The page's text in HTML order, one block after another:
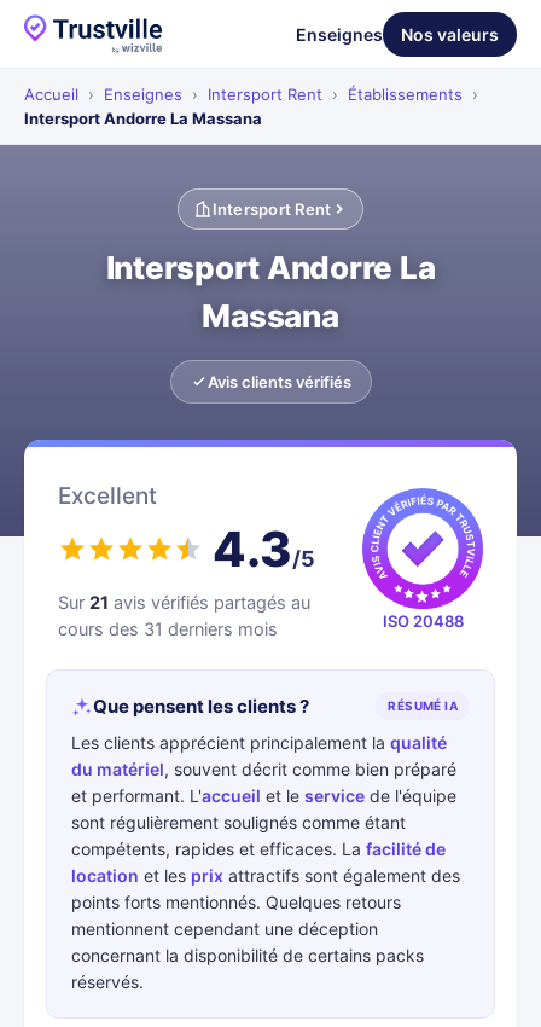
Enseignes Nos valeurs
Accueil › Enseignes › Intersport Rent › Établissements
›
Intersport Andorre La Massana
Intersport Rent
Intersport Andorre La
Massana
Avis clients vérifiés
Excellent
4.3/5
Sur 21 avis vérifiés partagés au
cours des 31 derniers mois
ISO 20488
Que pensent les clients ? RÉSUMÉ IA
Les clients apprécient principalement la qualité
du matériel, souvent décrit comme bien préparé
et performant. L'accueil et le service de l'équipe
sont régulièrement soulignés comme étant
compétents, rapides et efficaces. La facilité de
location et les prix attractifs sont également des
points forts mentionnés. Quelques retours
mentionnent cependant une déception
concernant la disponibilité de certains packs
réservés.